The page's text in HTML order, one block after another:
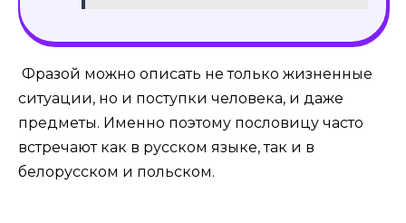
Фразой можно описать не только жизненные
ситуации, но и поступки человека, и даже
предметы. Именно поэтому пословицу часто
встречают как в русском языке, так и в
белорусском и польском.